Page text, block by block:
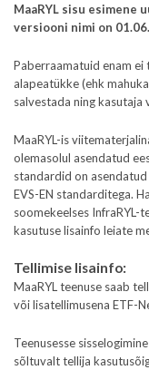
MaaRYL sisu esimene
versiooni nimi on
Paberraamatuid enam ei
alapeatükke (ehk
salvestada ning
MaaRYL-is
olemasolul asendatud
standardid on
EVS-EN standarditega.
soomekeelses InfraRYL-
kasutuse lisainfo leiate
Tellimise lisainfo:
MaaRYL teenuse saab
või lisatellimusena ETF-
Teenusesse
sõltuvalt tellija